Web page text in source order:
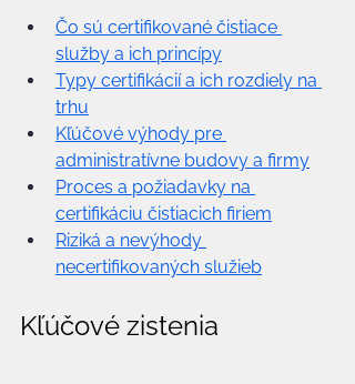
Čo sú certifikované čistiace
služby a ich princípy
Typy certifikácií a ich rozdiely na
trhu
Kľúčové výhody pre
administratívne budovy a firmy
Proces a požiadavky na
certifikáciu čistiacich firiem
Riziká a nevýhody
necertifikovaných služieb
Kľúčové zistenia